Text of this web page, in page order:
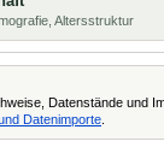
Altersstruktur
Datenstände und
Datenimporte